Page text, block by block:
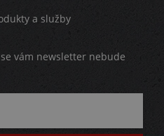
a služby
vám newsletter nebude